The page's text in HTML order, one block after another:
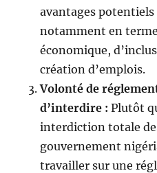
avantages
notamment en
économique,
création d’emplois.
Volonté de
d’interdire : Plutôt
interdiction totale
gouvernement
travailler sur une